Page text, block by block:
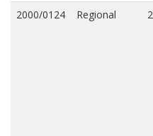
2000/0124 Regional